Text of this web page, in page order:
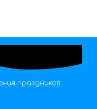
праздников